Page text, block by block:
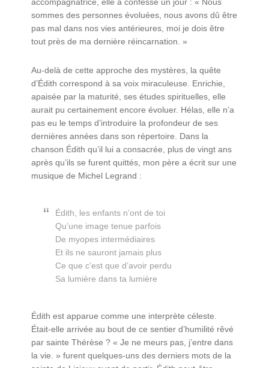
accompagnatrice, elle a confessé un jour : « Nous
sommes des personnes évoluées, nous avons dû être
pas mal dans nos vies antérieures, moi je dois être
tout près de ma dernière réincarnation. »
Au-delà de cette approche des mystères, la quête
d’Édith correspond à sa voix miraculeuse. Enrichie,
apaisée par la maturité, ses études spirituelles, elle
aurait pu certainement encore évoluer. Hélas, elle n’a
pas eu le temps d’introduire la profondeur de ses
dernières années dans son répertoire. Dans la
chanson Édith qu’il lui a consacrée, plus de vingt ans
après qu’ils se furent quittés, mon père a écrit sur une
musique de Michel Legrand :
Édith, les enfants n’ont de toi
Qu’une image tenue parfois
De myopes intermédiaires
Et ils ne sauront jamais plus
Ce que c’est que d’avoir perdu
Sa lumière dans ta lumière
Édith est apparue comme une interprète céleste.
Était-elle arrivée au bout de ce sentier d’humilité rêvé
par sainte Thérèse ? « Je ne meurs pas, j’entre dans
la vie. » furent quelques-uns des derniers mots de la